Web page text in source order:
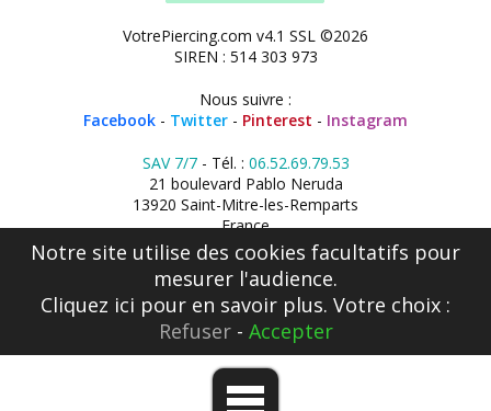
VotrePiercing.com v4.1 SSL ©2026
SIREN : 514 303 973
Nous suivre :
Facebook - Twitter - Pinterest - Instagram
SAV 7/7- Tél. : 06.52.69.79.53
21 boulevard Pablo Neruda
13920 Saint-Mitre-les-Remparts
France
Notre site utilise des cookies facultatifs pour
mesurer l'audience.
Cliquez ici pour en savoir plus. Votre choix :
Refuser- Accepter